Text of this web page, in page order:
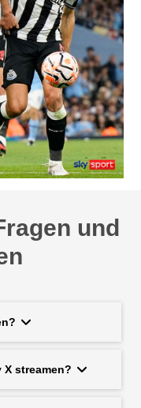
und
streamen?